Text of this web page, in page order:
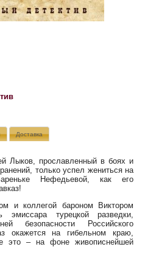
Доставка
Лыков, прославленный в боях и
только успел жениться на
Нефедьевой, как его
и коллегой бароном Виктором
эмиссара турецкой разведки,
безопасности Российского
окажется на гибельном краю,
это – на фоне живописнейшей